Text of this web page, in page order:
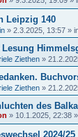
Leipzig 140
» 2.3.2025, 13:57 »
Ziethen »
Ziethen »
des
» 10.1.2025, 22:38
2024/25